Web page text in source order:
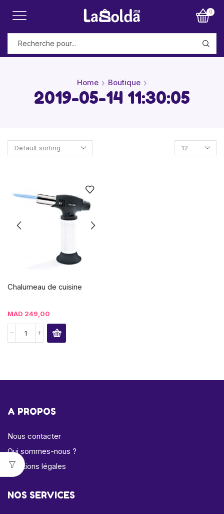
0
Home Boutique
2019-05-14 11:30:05
Chalumeau de cuisine
MAD 249,00
A PROPOS
Nous contacter
Qui sommes-nous ?
Mentions légales
NOS SERVICES